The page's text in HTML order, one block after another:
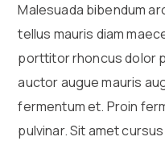
Malesuada bibendum
tellus mauris diam
porttitor rhoncus dolor
auctor augue mauris
fermentum et. Proin
pulvinar. Sit amet